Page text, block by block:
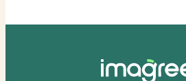
de
demain